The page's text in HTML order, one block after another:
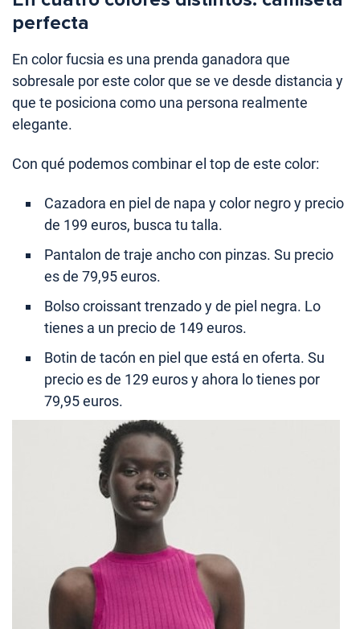
perfecta
En color fucsia es una prenda ganadora que
sobresale por este color que se ve desde distancia y
que te posiciona como una persona realmente
elegante.
Con qué podemos combinar el top de este color:
Cazadora en piel de napa y color negro y precio
de 199 euros, busca tu talla.
Pantalon de traje ancho con pinzas. Su precio
es de 79,95 euros.
Bolso croissant trenzado y de piel negra. Lo
tienes a un precio de 149 euros.
Botin de tacón en piel que está en oferta. Su
precio es de 129 euros y ahora lo tienes por
79,95 euros.